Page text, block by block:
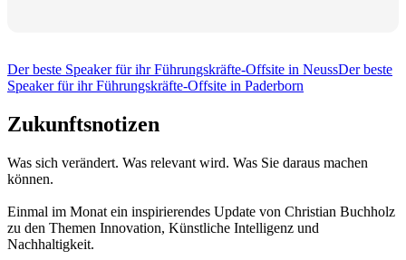
Der beste Speaker für ihr Führungskräfte-Offsite in NeussDer beste
Speaker für ihr Führungskräfte-Offsite in Paderborn
Zukunftsnotizen
Was sich verändert. Was relevant wird. Was Sie daraus machen
können.
Einmal im Monat ein inspirierendes Update von Christian Buchholz
zu den Themen Innovation, Künstliche Intelligenz und
Nachhaltigkeit.